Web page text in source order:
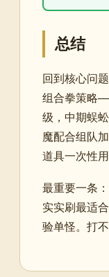
总结
回到核心问
组合拳策略
级，中期蜈
魔配合组队
道具一次性用
最重要一条
实实刷最适
验单怪。打